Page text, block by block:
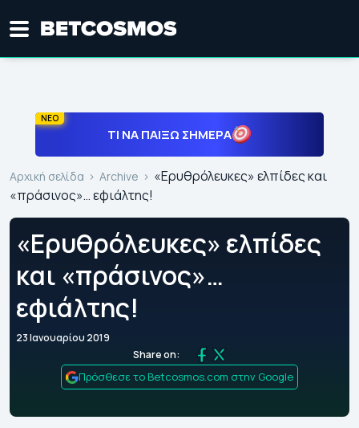
ΝΕΟ
ΤΙ ΝΑ ΠΑΊΞΩ ΣΉΜΕΡΑ
Αρχική σελίδα Archive
«Ερυθρόλευκες» ελπίδες και
«πράσινος»… εφιάλτης!
«Ερυθρόλευκες» ελπίδες
και «πράσινος»…
εφιάλτης!
23 Ιανουαρίου 2019
Share on:
Πρόσθεσε το Betcosmos.com στην Google